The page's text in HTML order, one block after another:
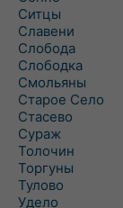
Ситцы
Славени
Слобода
Слободка
Смольяны
Старое Село
Стасево
Сураж
Толочин
Торгуны
Тулово
Удело